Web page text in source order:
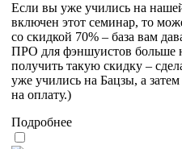
Если вы уже учились на
включен этот семинар, то
со скидкой 70% – база вам
ПРО для фэншуистов больше
получить такую скидку –
уже учились на Бацзы, а
на оплату.)
Подробнее